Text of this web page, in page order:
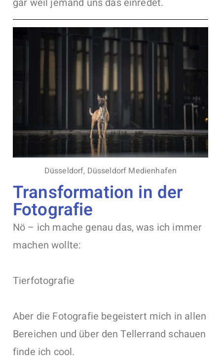
gar weil jemand uns das einredet.
Düsseldorf, Düsseldorf Medienhafen
Transformation in der
Fotografie
Nö – ich mache genau das, was ich immer
machen wollte:
Tierfotografie
Aber die Fotografie begeistert mich in allen
Bereichen und über den Tellerrand schauen
finde ich cool.